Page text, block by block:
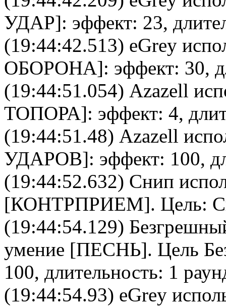
УДАР]: эффект: 23,
(19:44:42.513) eGrey
ОБОРОНА]: эффект: 30,
(19:44:51.054) Azazell
ТОПОРА]: эффект: 4,
(19:44:51.48) Azazell
УДАРОВ]: эффект: 100,
(19:44:52.632) Снип
[КОНТРПРИЕМ]. Цель:
(19:44:54.129)
умение [ПЕСНЬ]. Цель
100, длительность: 1
(19:44:54.93) eGrey